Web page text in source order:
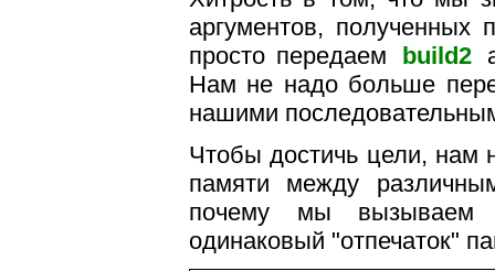
аргументов, полученных
просто передаем
build2
Нам не надо больше
нашими
Чтобы достичь цели, нам
памяти между
почему мы
одинаковый "отпечаток"